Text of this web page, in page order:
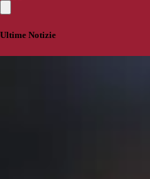
Ultime Notizie